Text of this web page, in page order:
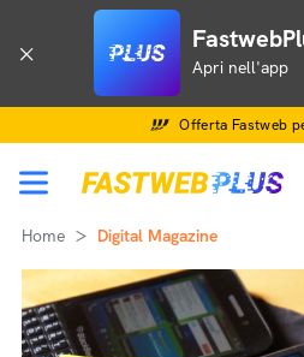
Apri nell'app
Offerta Fastweb
Home Digital Magazine